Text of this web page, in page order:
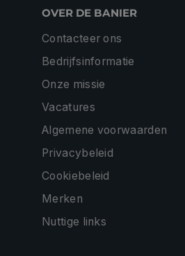
OVER DE BANIER
Contacteer ons
Bedrijfsinformatie
Onze missie
Vacatures
Algemene voorwaarden
Privacybeleid
Cookiebeleid
Merken
Nuttige links